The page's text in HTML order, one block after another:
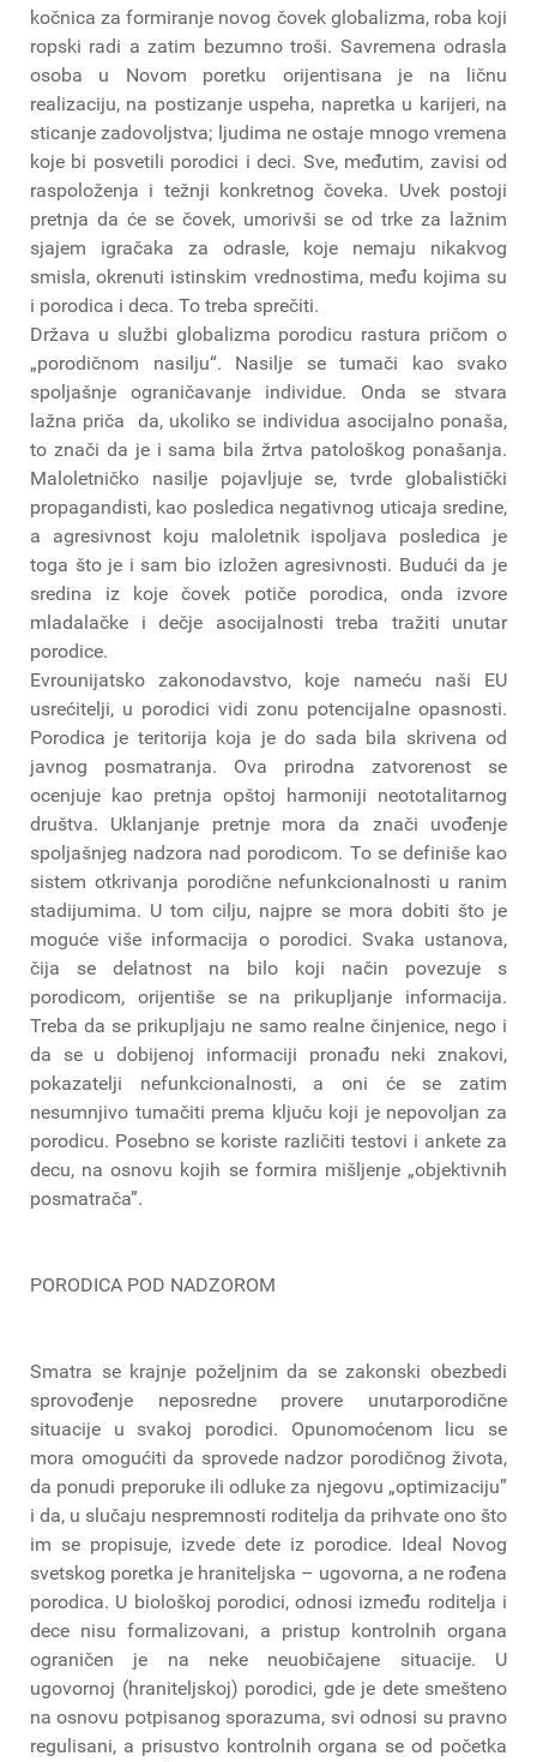
kočnica za formiranje novog čovek globalizma, roba koji
ropski radi a zatim bezumno troši. Savremena odrasla
osoba u Novom poretku orijentisana je na ličnu
realizaciju, na postizanje uspeha, napretka u karijeri, na
sticanje zadovoljstva; ljudima ne ostaje mnogo vremena
koje bi posvetili porodici i deci. Sve, međutim, zavisi od
raspoloženja i težnji konkretnog čoveka. Uvek postoji
pretnja da će se čovek, umorivši se od trke za lažnim
sjajem igračaka za odrasle, koje nemaju nikakvog
smisla, okrenuti istinskim vrednostima, među kojima su
i porodica i deca. To treba sprečiti.
Država u službi globalizma porodicu rastura pričom o
„porodičnom nasilju“. Nasilje se tumači kao svako
spoljašnje ograničavanje individue. Onda se stvara
lažna priča da, ukoliko se individua asocijalno ponaša,
to znači da je i sama bila žrtva patološkog ponašanja.
Maloletničko nasilje pojavljuje se, tvrde globalistički
propagandisti, kao posledica negativnog uticaja sredine,
a agresivnost koju maloletnik ispoljava posledica je
toga što je i sam bio izložen agresivnosti. Budući da je
sredina iz koje čovek potiče porodica, onda izvore
mladalačke i dečje asocijalnosti treba tražiti unutar
porodice.
Evrounijatsko zakonodavstvo, koje nameću naši EU
usrećitelji, u porodici vidi zonu potencijalne opasnosti.
Porodica je teritorija koja je do sada bila skrivena od
javnog posmatranja. Ova prirodna zatvorenost se
ocenjuje kao pretnja opštoj harmoniji neototalitarnog
društva. Uklanjanje pretnje mora da znači uvođenje
spoljašnjeg nadzora nad porodicom. To se definiše kao
sistem otkrivanja porodične nefunkcionalnosti u ranim
stadijumima. U tom cilju, najpre se mora dobiti što je
moguće više informacija o porodici. Svaka ustanova,
čija se delatnost na bilo koji način povezuje s
porodicom, orijentiše se na prikupljanje informacija.
Treba da se prikupljaju ne samo realne činjenice, nego i
da se u dobijenoj informaciji pronađu neki znakovi,
pokazatelji nefunkcionalnosti, a oni će se zatim
nesumnjivo tumačiti prema ključu koji je nepovoljan za
porodicu. Posebno se koriste različiti testovi i ankete za
decu, na osnovu kojih se formira mišljenje „objektivnih
posmatrača”.
PORODICA POD NADZOROM
Smatra se krajnje poželjnim da se zakonski obezbedi
sprovođenje neposredne provere unutarporodične
situacije u svakoj porodici. Opunomoćenom licu se
mora omogućiti da sprovede nadzor porodičnog života,
da ponudi preporuke ili odluke za njegovu „optimizaciju”
i da, u slučaju nespremnosti roditelja da prihvate ono što
im se propisuje, izvede dete iz porodice. Ideal Novog
svetskog poretka je hraniteljska – ugovorna, a ne rođena
porodica. U biološkoj porodici, odnosi između roditelja i
dece nisu formalizovani, a pristup kontrolnih organa
ograničen je na neke neuobičajene situacije. U
ugovornoj (hraniteljskoj) porodici, gde je dete smešteno
na osnovu potpisanog sporazuma, svi odnosi su pravno
regulisani, a prisustvo kontrolnih organa se od početka